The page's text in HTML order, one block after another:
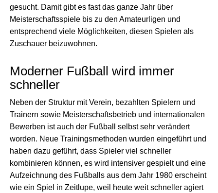
gesucht. Damit gibt es fast das ganze Jahr über
Meisterschaftsspiele bis zu den Amateurligen und
entsprechend viele Möglichkeiten, diesen Spielen als
Zuschauer beizuwohnen.
Moderner Fußball wird immer
schneller
Neben der Struktur mit Verein, bezahlten Spielern und
Trainern sowie Meisterschaftsbetrieb und internationalen
Bewerben ist auch der Fußball selbst sehr verändert
worden. Neue Trainingsmethoden wurden eingeführt und
haben dazu geführt, dass Spieler viel schneller
kombinieren können, es wird intensiver gespielt und eine
Aufzeichnung des Fußballs aus dem Jahr 1980 erscheint
wie ein Spiel in Zeitlupe, weil heute weit schneller agiert